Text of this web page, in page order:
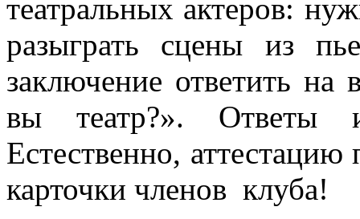
театральных актеров:
разыграть сцены из
заключение ответить
вы театр?». Ответы
Естественно,
карточки членов клуба!